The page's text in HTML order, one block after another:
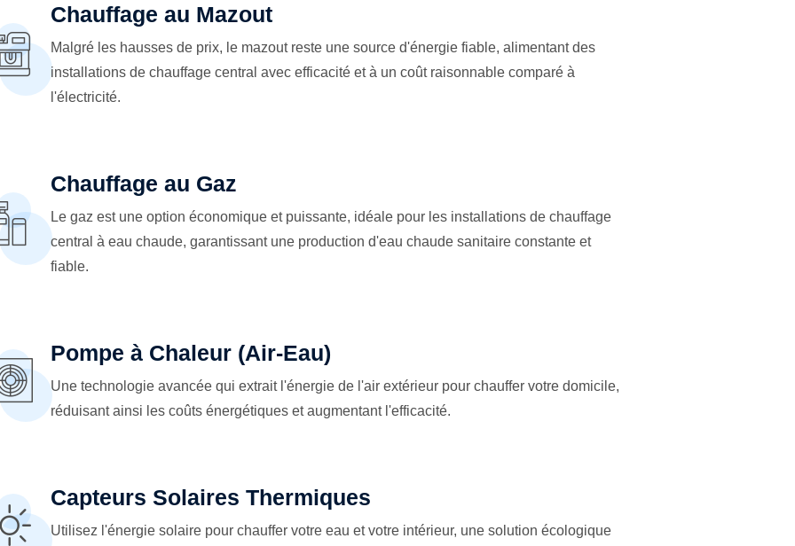
Chauffage au Mazout
Malgré les hausses de prix, le mazout reste une source d'énergie fiable, alimentant des
installations de chauffage central avec efficacité et à un coût raisonnable comparé à
l'électricité.
Chauffage au Gaz
Le gaz est une option économique et puissante, idéale pour les installations de chauffage
central à eau chaude, garantissant une production d'eau chaude sanitaire constante et
fiable.
Pompe à Chaleur (Air-Eau)
Une technologie avancée qui extrait l'énergie de l'air extérieur pour chauffer votre domicile,
réduisant ainsi les coûts énergétiques et augmentant l'efficacité.
Capteurs Solaires Thermiques
Utilisez l'énergie solaire pour chauffer votre eau et votre intérieur, une solution écologique